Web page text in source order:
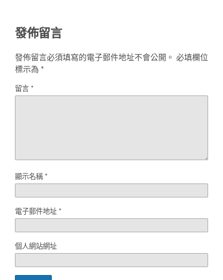
發佈留言
發佈留言必須填寫的電子郵件地址不會公開。 必填欄位
標示為 *
留言*
顯示名稱*
電子郵件地址*
個人網站網址